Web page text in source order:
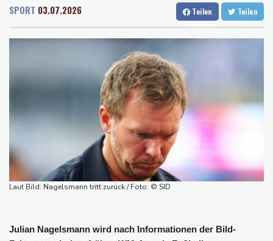
Rostock
Stuttgart
29 °C
Wien
28 °C
Salzburg
27 °C
26 °C
Gesamtführung
Drohne explodiert an der Grenze zwischen Rumänien und
Bulgarien nahe Gaspipeline
Lionel Messi trauert um seinen Vater
Absturz von Ultraleichtflugzeug: 72-jähriger Pilot stirbt in Baden-
Selenskyj warnt in Belgrad vor Folgen russischer Angriffe für
den Winter
Drohnen über Bundeswehrstandort in Nordrhein-Westfalen
gesichtet
Ungarns Regierungspartei nominiert Ex-Gerichtspräsidenten
Baka als Staatschef
SPORT 03.07.2026 Teilen Teilen
Laut Bild: Nagelsmann tritt zurück / Foto: © SID
Julian Nagelsmann wird nach Informationen der Bild-